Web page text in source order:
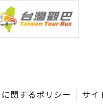
関するポリシー サイ